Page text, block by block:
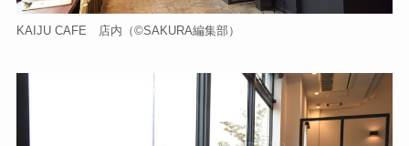
KAIJU CAFE 店内（©️SAKURA編集部）